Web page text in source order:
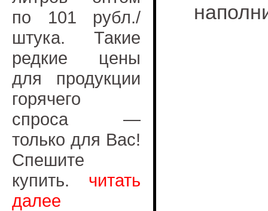
по 101 рубл./
штука. Такие
редкие цены
для продукции
горячего
спроса —
только для Вас!
Спешите
купить. читать
далее